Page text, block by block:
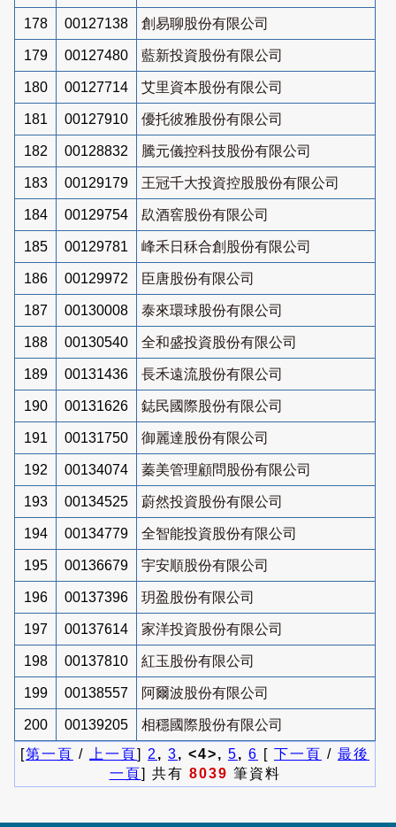
178 00127138 創易聊股份有限公司
179 00127480 藍新投資股份有限公司
180 00127714 艾里資本股份有限公司
181 00127910 優托彼雅股份有限公司
182 00128832 騰元儀控科技股份有限公司
183 00129179 王冠千大投資控股股份有限公司
184 00129754 镹酒窖股份有限公司
185 00129781 峰禾日秝合創股份有限公司
186 00129972 臣唐股份有限公司
187 00130008 泰來環球股份有限公司
188 00130540 全和盛投資股份有限公司
189 00131436 長禾遠流股份有限公司
190 00131626 鋕民國際股份有限公司
191 00131750 御麗達股份有限公司
192 00134074 蓁美管理顧問股份有限公司
193 00134525 蔚然投資股份有限公司
194 00134779 全智能投資股份有限公司
195 00136679 宇安順股份有限公司
196 00137396 玥盈股份有限公司
197 00137614 家洋投資股份有限公司
198 00137810 紅玉股份有限公司
199 00138557 阿爾波股份有限公司
200 00139205
相穩國際股份有限公司
[第一頁 / 上一頁] 2 , 3, <4>, 5, 6 [ 下一頁 / 最後
一頁] 共有 8039 筆資料